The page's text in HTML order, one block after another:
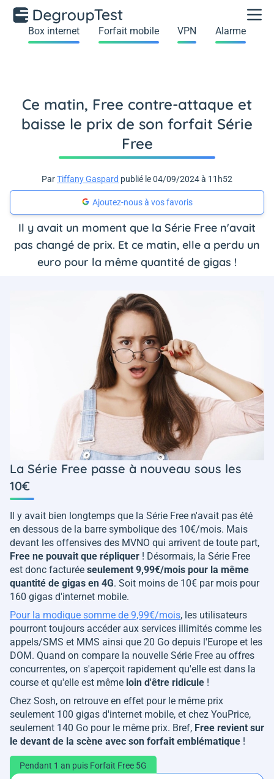
Box internet Forfait mobile VPN Alarme
Ce matin, Free contre-attaque et
baisse le prix de son forfait Série
Free
ParTiffany Gaspard publié le 04/09/2024 à 11h52
Ajoutez-nous à vos favoris
Il y avait un moment que la Série Free n'avait
pas changé de prix. Et ce matin, elle a perdu un
euro pour la même quantité de gigas !
La Série Free passe à nouveau sous les
10€
Il y avait bien longtemps que la Série Free n'avait pas été
en dessous de la barre symbolique des 10€/mois. Mais
devant les offensives des MVNO qui arrivent de toute part,
Free ne pouvait que répliquer ! Désormais, la Série Free
est donc facturée seulement 9,99€/mois pour la même
quantité de gigas en 4G. Soit moins de 10€ par mois pour
160 gigas d'internet mobile.
Pour la modique somme de 9,99€/mois, les utilisateurs
pourront toujours accéder aux services illimités comme les
appels/SMS et MMS ainsi que 20 Go depuis l'Europe et les
DOM. Quand on compare la nouvelle Série Free au offres
concurrentes, on s'aperçoit rapidement qu'elle est dans la
course et qu'elle est même loin d'être ridicule !
Chez Sosh, on retrouve en effet pour le même prix
seulement 100 gigas d'internet mobile, et chez YouPrice,
seulement 140 Go pour le même prix. Bref, Free revient sur
le devant de la scène avec son forfait emblématique !
Pendant 1 an puis Forfait Free 5G